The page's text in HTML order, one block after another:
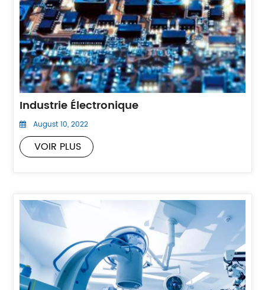
Industrie Électronique
August 10, 2022
VOIR PLUS